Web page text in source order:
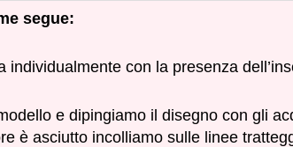
segue:
individualmente con la presenza
e dipingiamo il disegno con gli
è asciutto incolliamo sulle linee